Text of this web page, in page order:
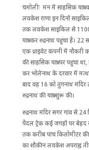
चमोलीः मन में साहसिक
लवकेश राणा इन ‌दिनों
तक लवकेश साइकिल से 1100
यात्रा कर रुद्रनाथ पहुंचा है।
एक प्राइवेट कंपनी में नौकरी
की साहसिक यात्रा पर पहुंचा
कर भोलेनाथ के दरवार में
बाद वह 16 को तुंगनाथ
रुद्रनाथ की यात्रा शुरू की।
रुद्रनाथ मंदिर सगर गांव से 24‌
पैदल ट्रेक कई जगहों पर बेहद
तक करीब पांच किलोमीटर की
का शौकीन लवकेश अपराह्न